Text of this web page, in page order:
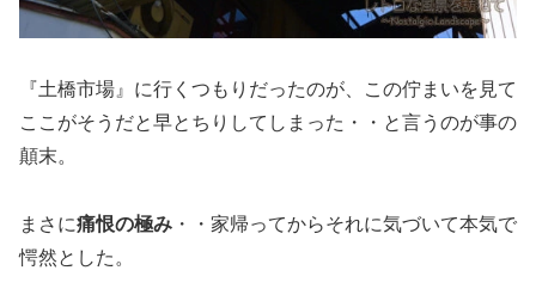
『土橋市場』に行くつもりだったのが、この佇まいを見て
ここがそうだと早とちりしてしまった・・と言うのが事の
顛末。
まさに痛恨の極み ・・家帰ってからそれに気づいて本気で
愕然とした。